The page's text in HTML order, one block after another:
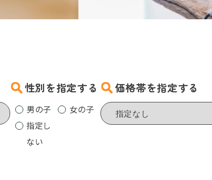
性別を指定する
男の子
女の子
指定し
ない
価格帯を指定する